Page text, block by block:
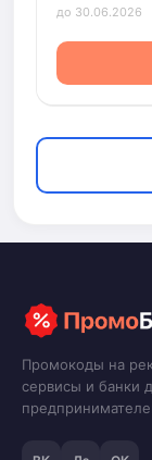
до 30.06.2026
Промокоды на
сервисы и банки